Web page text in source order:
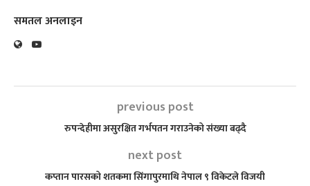
समतल अनलाइन
previous post
रुपन्देहीमा असुरक्षित गर्भपतन गराउनेको संख्या बढ्दै
next post
कप्तान पारसको शतकमा सिंगापुरमाथि नेपाल ९ विकेटले विजयी